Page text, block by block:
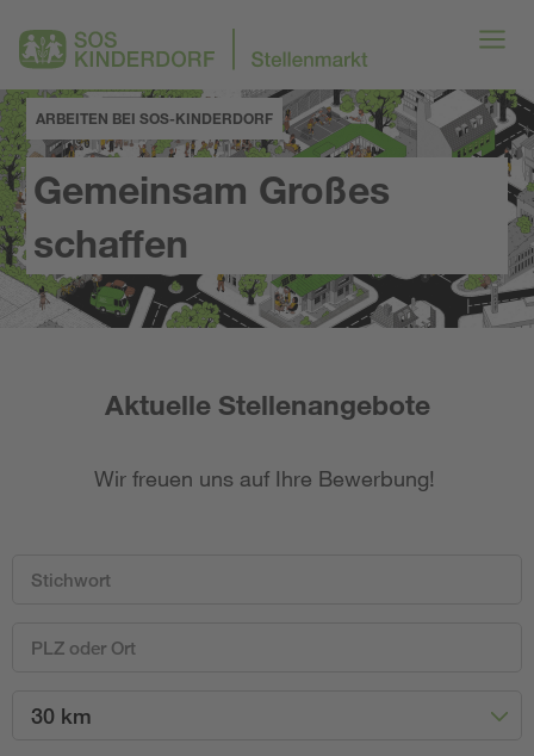
ARBEITEN BEI SOS-KINDERDORF
Gemeinsam Großes
schaffen
Aktuelle Stellenangebote
Wir freuen uns auf Ihre Bewerbung!
30 km